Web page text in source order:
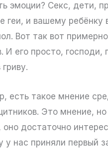
эмоции? Секс, дети,
геи, и вашему ребёнку
Вот так вот
И его просто, господи,
есть такое мнение
Это мнение,
оно достаточно
у нас приняли первый